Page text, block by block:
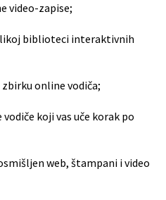
video-zapise;
biblioteci interaktivnih
online vodiča;
koji vas uče korak po
web, štampani i video